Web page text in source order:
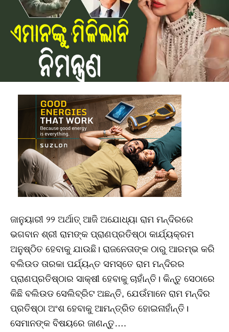
ଜାନୁୟାରୀ ୨୨ ଅର୍ଥାତ୍‌ ଆଜି ଅଯୋଧ୍ୟା ରାମ ମନ୍ଦିରରେ
ଭଗବାନ ଶ୍ରୀ ରାମଙ୍କ ପ୍ରାଣପ୍ରତିଷ୍ଠା କାର୍ଯ୍ୟକ୍ରମ
ଅନୁଷ୍ଠିତ ହେବାକୁ ଯାଉଛି। ରାଜନେତାଙ୍କ ଠାରୁ ଆରମ୍ଭ କରି
ବଲିଉଡ ତାରକା ପର୍ଯ୍ୟନ୍ତ ସମସ୍ତେ ରାମ ମନ୍ଦିରର
ପ୍ରାଣପ୍ରତିଷ୍ଠାର ସାକ୍ଷୀ ହେବାକୁ ଚାହାଁନ୍ତି। କିନ୍ତୁ ସେଠାରେ
କିଛି ବଲିଉଡ ସେଲିବ୍ରିଟ ଅଛନ୍ତି, ଯେଉଁମାନେ ରାମ ମନ୍ଦିର
ପ୍ରତିଷ୍ଠା ଅଂଶ ହେବାକୁ ଆମନ୍ତ୍ରିତ ହୋଇନାହାଁନ୍ତି।
ସେମାନଙ୍କ ବିଷୟରେ ଜାଣନ୍ତୁ….